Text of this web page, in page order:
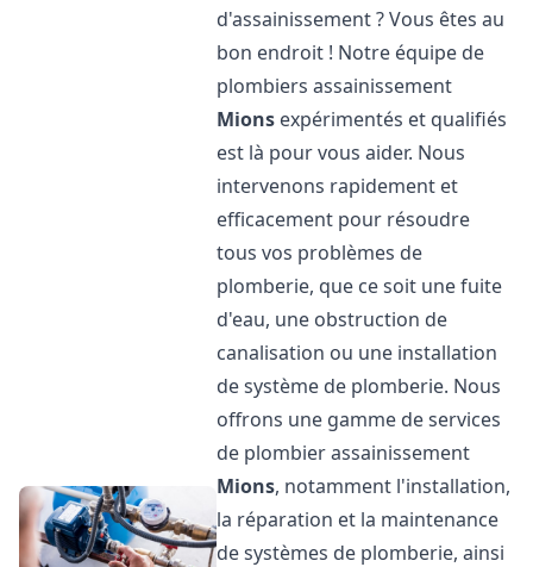
d'assainissement ? Vous êtes au
bon endroit ! Notre équipe de
plombiers assainissement
Mions expérimentés et qualifiés
est là pour vous aider. Nous
intervenons rapidement et
efficacement pour résoudre
tous vos problèmes de
plomberie, que ce soit une fuite
d'eau, une obstruction de
canalisation ou une installation
de système de plomberie. Nous
offrons une gamme de services
de plombier assainissement
Mions, notamment l'installation,
la réparation et la maintenance
de systèmes de plomberie, ainsi